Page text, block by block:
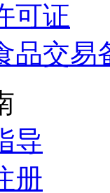
可证
品交易
导
册